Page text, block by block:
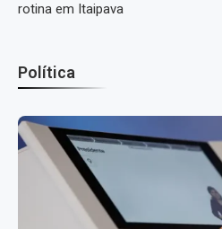
rotina em Itaipava
Política